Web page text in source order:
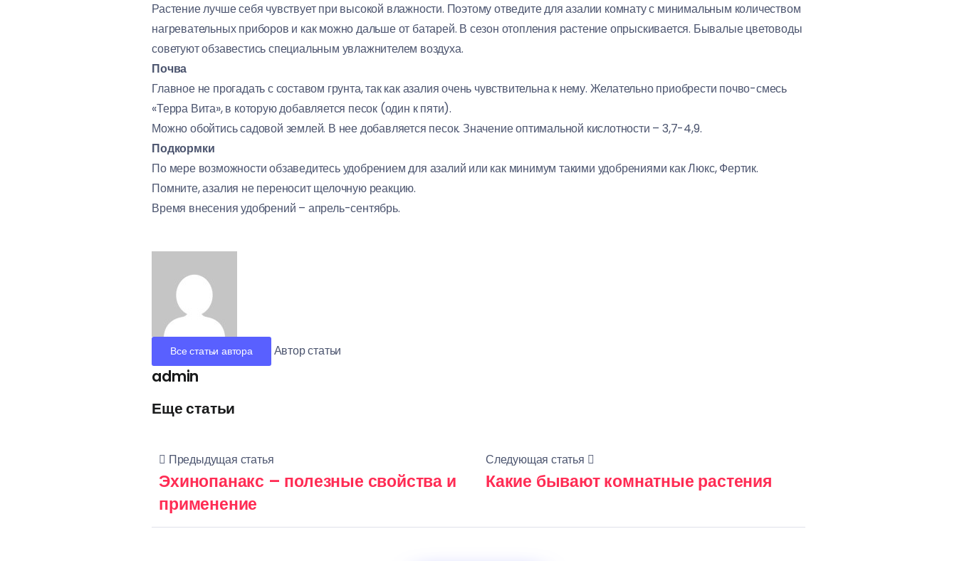
Растение лучше себя чувствует при высокой влажности. Поэтому отведите для азалии комнату с минимальным количеством
нагревательных приборов и как можно дальше от батарей. В сезон отопления растение опрыскивается. Бывалые цветоводы
советуют обзавестись специальным увлажнителем воздуха.
Почва
Главное не прогадать с составом грунта, так как азалия очень чувствительна к нему. Желательно приобрести почво-смесь
«Терра Вита», в которую добавляется песок (один к пяти).
Можно обойтись садовой землей. В нее добавляется песок. Значение оптимальной кислотности – 3,7-4,9.
Подкормки
По мере возможности обзаведитесь удобрением для азалий или как минимум такими удобрениями как Люкс, Фертик.
Помните, азалия не переносит щелочную реакцию.
Время внесения удобрений – апрель-сентябрь.
Все статьи автора Автор статьи
admin
Еще статьи
Предыдущая статья
Эхинопанакс – полезные свойства и
применение
Следующая статья
Какие бывают комнатные растения